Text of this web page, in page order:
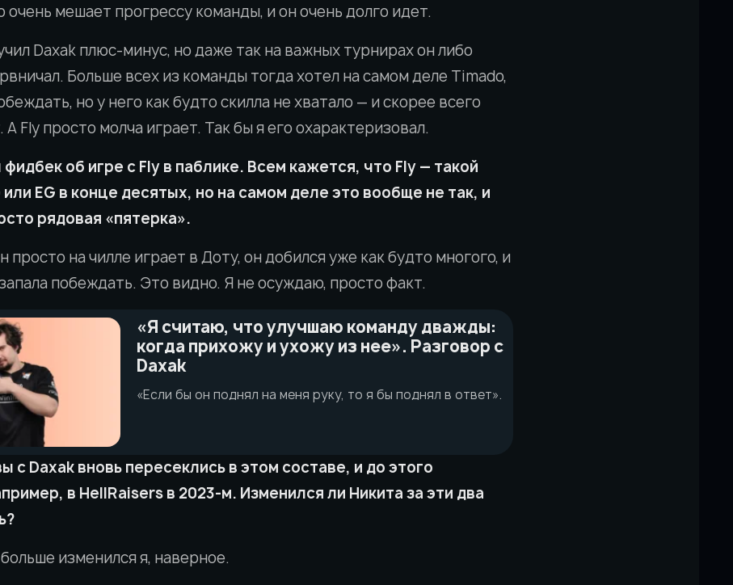
мешает прогрессу команды, и он очень долго идет.
Daxak плюс-минус, но даже так на важных турнирах он либо
Больше всех из команды тогда хотел на самом деле Timado,
но у него как будто скилла не хватало — и скорее всего
А Fly просто молча играет. Так бы я его охарактеризовал.
об игре с Fly в паблике. Всем кажется, что Fly — такой
или EG в конце десятых, но на самом деле это вообще не так, и
рядовая «пятерка».
просто на чилле играет в Доту, он добился уже как будто многого, и
побеждать. Это видно. Я не осуждаю, просто факт.
«Я считаю, что улучшаю команду дважды:
когда прихожу и ухожу из нее». Разговор с
Daxak
«Если бы он поднял на меня руку, то я бы поднял в ответ».
с Daxak вновь пересеклись в этом составе, и до этого
в HellRaisers в 2023-м. Изменился ли Никита за эти два
изменился я, наверное.